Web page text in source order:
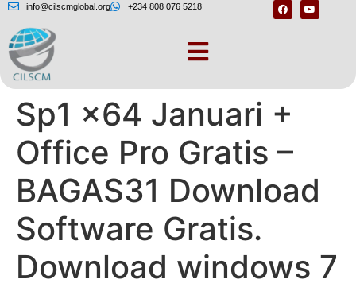
info@cilscmglobal.org +234 808 076 5218
Windows 7 Ultimate
Sp1 x64 Januari +
Office Pro Gratis –
BAGAS31 Download
Software Gratis.
Download windows 7